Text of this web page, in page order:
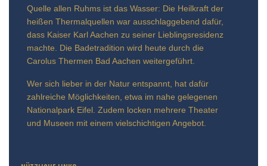
Quelle allen Ruhms ist das Wasser: Die Heilkraft der
heißen Thermalquellen war ausschlaggebend dafür,
dass Kaiser Karl Aachen zu seiner Lieblingsresidenz
machte. Die Badetradition wird heute durch die
Carolus Thermen Bad Aachen weitergeführt.
Wer sich lieber in der Natur entspannt, hat dafür
zahlreiche Möglichkeiten, etwa im nahe gelegenen
Nationalpark Eifel. Zudem locken mehrere Theater
und Museen mit einem vielschichtigen Angebot.